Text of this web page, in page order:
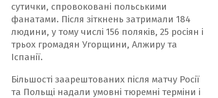
сутички, спровоковані польськими
фанатами. Після зіткнень затримали 184
людини, у тому числі 156 поляків, 25 росіян і
трьох громадян Угорщини, Алжиру та
Іспанії.
Більшості заарештованих після матчу Росії
та Польщі надали умовні тюремні терміни і